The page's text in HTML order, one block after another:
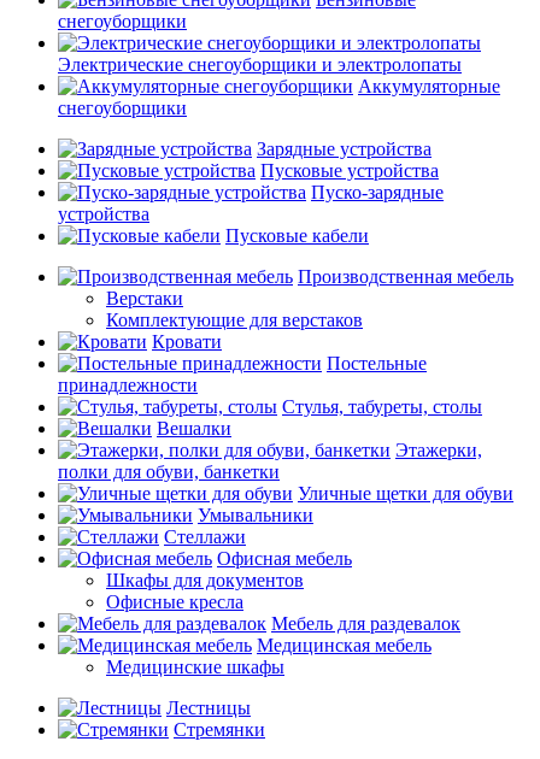
снегоуборщики
Электрические снегоуборщики и электролопаты
Аккумуляторные
снегоуборщики
Зарядные устройства
Пусковые устройства
Пуско-зарядные
устройства
Пусковые кабели
Производственная мебель
Верстаки
Комплектующие для верстаков
Кровати
Постельные
принадлежности
Стулья, табуреты, столы
Вешалки
Этажерки,
полки для обуви, банкетки
Уличные щетки для обуви
Умывальники
Стеллажи
Офисная мебель
Шкафы для документов
Офисные кресла
Мебель для раздевалок
Медицинская мебель
Медицинские шкафы
Лестницы
Стремянки